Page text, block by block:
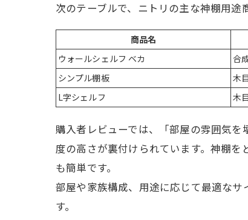
次のテーブルで、ニトリの主な神棚用途
商品名
ウォールシェルフ ベカ
合
シンプル棚板
木
L字シェルフ
木
購入者レビューでは、「部屋の雰囲気
度の高さが裏付けられています。神棚
も簡単です。
部屋や家族構成、用途に応じて最適な
す。